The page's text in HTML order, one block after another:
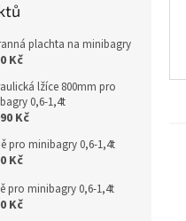
plachta na minibagry
Kč
lžíce 800mm pro
0,6-1,4t
Kč
pro minibagry 0,6-1,4t
Kč
pro minibagry 0,6-1,4t
Kč